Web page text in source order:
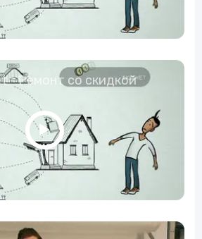
- Ремонт со скидкой